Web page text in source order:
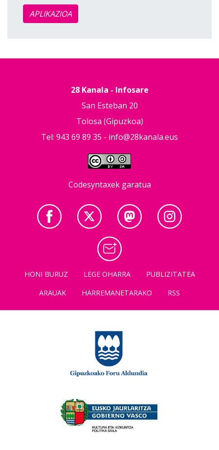
APLIKAZIOA
28 Kanala - Infosare
San Esteban 20
Tolosa (Gipuzkoa)
Tel: 943 69 89 35 - info@28kanala.eus
Codesyntaxek garatua
HONI BURUZ LEGE OHARRA
PUBLIZITATEA
ARAUAK
HARREMANETARAKO RSS